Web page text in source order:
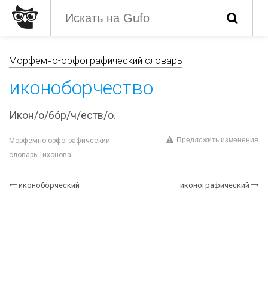
Морфемно-орфографический словарь
иконоборчество
Икон/о/бо́р/ч/еств/о.
Морфемно-орфографический
словарь Тихонова
Предложить изменения
иконоборческий иконографический